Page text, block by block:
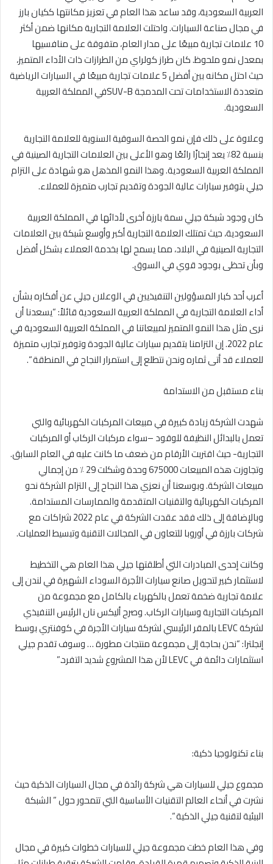
العربية السعودية، وقد ساعد هذا العام في تعزيز مكانتها ككيان بارز
في مجال صناعة السيارات. واحتلت العلامة التجارية مكانها ضمن أكثر
10 علامات تجارية مبيعًا على مدار العام، متفوقة على منافسيها
بمعدل نمو ملحوظ. كان طراز كولراي من الطرازات ذات الأداء المتميز،
حيث احتل مكانه بين أفضل 5 علامات تجارية مبيعًا في السيارات الرياضية
متعددة الاستخدامات تحت المدمجة SUV-Bفي المملكة العربية
السعودية.
وعلاوة على ذلك فإن نمو الحصة السوقية السنوية للعلامة التجارية
بنسبة 82٪ يعد إنجازًا رائعًا وهو الأعلى بين العلامات التجارية الصينية في
المملكة العربية السعودية. وهذا النمو المذهل هو شهادة على التزام
جيلي بتوفير سيارات عالية الجودة وتقديم تجارب متميزة للعملاء.
كان وجود شبكة جيلي سمة بارزة أخرى لأدائها في المملكة العربية
السعودية، حيث تمتلك العلامة التجارية أكبر وأوسع شبكة بين العلامات
التجارية الصينية في البلاد، مما يسمح لها بخدمة العملاء بشكل أفضل
وبأن تحظى بوجود قوي في السوق.
أعرب أحد كبار المسؤولين التنفيذيين في الوعلان جيلي عن أفكاره بشأن
أداء العلامة التجارية في المملكة العربية السعودية قائلاً: “يسعدنا أن
نرى مثل هذا النمو المتميز لمبيعاتنا في المملكة العربية السعودية في
عام 2022. إن التزامنا بتقديم سيارات عالية الجودة وتوفير تجارب متميزة
للعملاء قد أتى ثماره ونحن نتطلع إلى استمرار النجاح في المنطقة “.
بناء مستقبل من الاستدامة
شهدت الشركة زيادة كبيرة في مبيعات المركبات الكهربائية والتي
تعمل بالبدائل النظيفة للوقود –سواء مركبات الركاب أو المركبات
التجارية- حيث اقتربت الأرقام من ضعف ما كانت عليه في العام السابق.
وتجاوزت هذه المبيعات 675000 وحدة وشكلت 29 ٪ من إجمالي
مبيعات الشركة. وبوسعنا أن نعزي هذا النجاح إلى التزام الشركة نحو
المركبات الكهربائية والتقنيات المتقدمة والممارسات المستدامة.
وبالإضافة إلى ذلك فقد عقدت الشركة في عام 2022 شراكات مع
شركات بارزة في أوروبا للتعاون في المجالات التقنية وتبسيط العمليات.
وكانت إحدى المبادرات التي أطلقتها جيلي هذا العام هي التخطيط
لاستثمار كبير لتحويل صانع سيارات الأجرة السوداء الشهيرة في لندن إلى
علامة تجارية ضخمة تعمل بالكهرباء بالكامل مع مجموعة من
المركبات التجارية وسيارات الركاب. وصرح أليكس نان الرئيس التنفيذي
لشركة LEVC بالمقر الرئيسي لشركة سيارات الأجرة في كوفنتري بوسط
إنجلترا: “نحن بحاجة إلى مجموعة منتجات مطورة … وسوف تقدم جيلي
استثمارات دائمة في LEVC لأن هذا المشروع شديد التفرد.”
بناء تكنولوجيا ذكية:
مجموع جيلي للسيارات هي شركة رائدة في مجال السيارات الذكية حيث
نشرت في أنحاء العالم التقنيات الأساسية التي تتمحور حول ” الشبكة
البيئية لتقنية جيلي الذكية “.
وفي هذا العام خطت مجموعة جيلي للسيارات خطوات كبيرة في مجال